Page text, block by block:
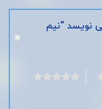
نویسد “نیم